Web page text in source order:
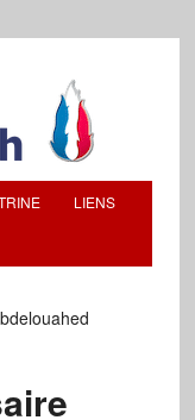
LIENS